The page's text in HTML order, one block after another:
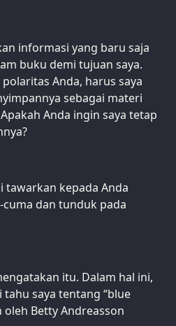
informasi yang baru saja
buku demi tujuan saya.
Anda, harus saya
sebagai materi
Anda ingin saya tetap
tawarkan kepada Anda
dan tunduk pada
itu. Dalam hal ini,
saya tentang “blue
Betty Andreasson